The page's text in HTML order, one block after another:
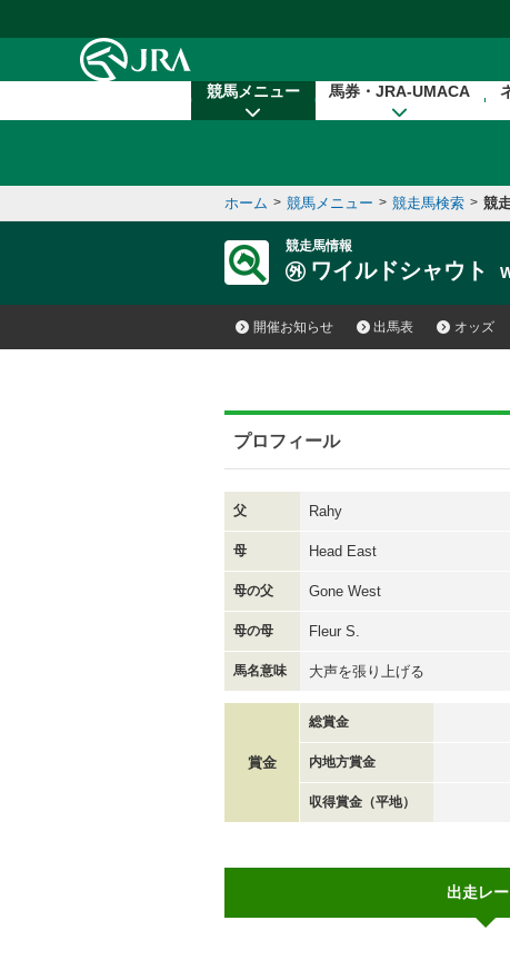
競馬メニュー 馬券・JRA-UMACA
ホーム > 競馬メニュー > 競走馬検索 > 競
競走馬情報
ワイルドシャウト
開催お知らせ 出馬表 オッズ
プロフィール
父 Rahy
母 Head East
母の父 Gone West
母の母 Fleur S.
馬名意味 大声を張り上げる
賞金
総賞金
内地方賞金
収得賞金（平地）
出走レ